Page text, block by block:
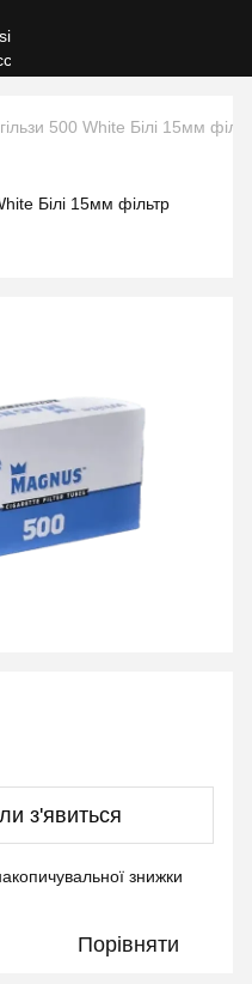
500 White Білі 15мм
Білі 15мм фільтр
з'явиться
знижки
Порівняти